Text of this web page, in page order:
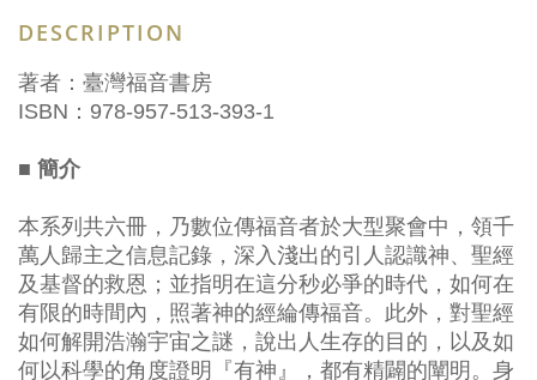
DESCRIPTION
著者：臺灣福音書房
ISBN：978-957-513-393-1
■ 簡介
本系列共六冊，乃數位傳福音者於大型聚會中，領千
萬人歸主之信息記錄，深入淺出的引人認識神、聖經
及基督的救恩；並指明在這分秒必爭的時代，如何在
有限的時間內，照著神的經綸傳福音。此外，對聖經
如何解開浩瀚宇宙之謎，說出人生存的目的，以及如
何以科學的角度證明『有神』，都有精闢的闡明。身